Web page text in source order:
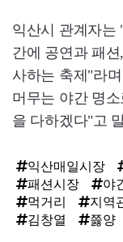
익산시 관계자는
간에 공연과 패
사하는 축제"라
머무는 야간 명
을 다하겠다"고
익산매일시장
패션시장
야
먹거리
지역
김창열
쯣양